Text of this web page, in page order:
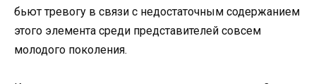
бьют тревогу в связи с недостаточным содержанием
этого элемента среди представителей совсем
молодого поколения.